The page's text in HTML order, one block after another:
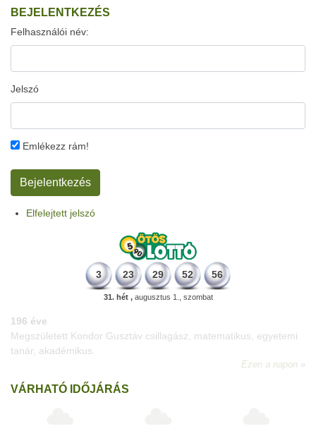
BEJELENTKEZÉS
Felhasználói név:
Jelszó
Emlékezz rám!
Elfelejtett jelszó
3 23 29 52 56
31. hét ,augusztus 1., szombat
196 éve
Megszületett Kondor Gusztáv csillagász, matematikus, egyetemi
tanár, akadémikus.
Ezen a napon
VÁRHATÓ IDŐJÁRÁS